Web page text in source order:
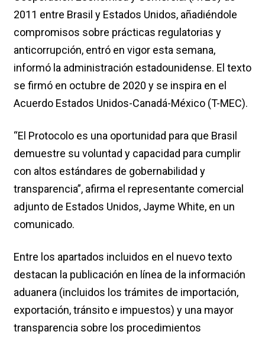
2011 entre Brasil y Estados Unidos, añadiéndole
compromisos sobre prácticas regulatorias y
anticorrupción, entró en vigor esta semana,
informó la administración estadounidense. El texto
se firmó en octubre de 2020 y se inspira en el
Acuerdo Estados Unidos-Canadá-México (T-MEC).
“El Protocolo es una oportunidad para que Brasil
demuestre su voluntad y capacidad para cumplir
con altos estándares de gobernabilidad y
transparencia”, afirma el representante comercial
adjunto de Estados Unidos, Jayme White, en un
comunicado.
Entre los apartados incluidos en el nuevo texto
destacan la publicación en línea de la información
aduanera (incluidos los trámites de importación,
exportación, tránsito e impuestos) y una mayor
transparencia sobre los procedimientos